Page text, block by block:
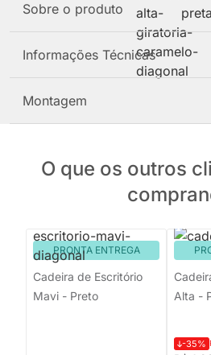
Sobre o produto
Informações Técnicas
Montagem
O que os outros
PRONTA ENTREGA
Cadeira de Escritório
Mavi - Preto
Alta -
-35%